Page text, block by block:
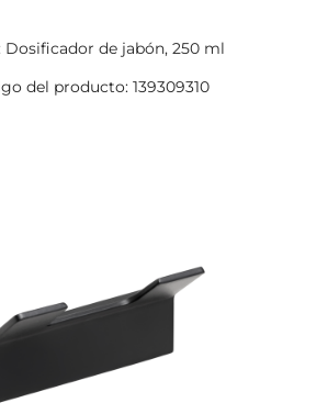
Dosificador de jabón, 250 ml
del producto: 139309310